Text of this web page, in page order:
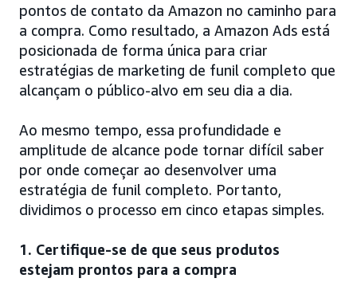
pontos de contato da Amazon no caminho para
a compra. Como resultado, a Amazon Ads está
posicionada de forma única para criar
estratégias de marketing de funil completo que
alcançam o público-alvo em seu dia a dia.
Ao mesmo tempo, essa profundidade e
amplitude de alcance pode tornar difícil saber
por onde começar ao desenvolver uma
estratégia de funil completo. Portanto,
dividimos o processo em cinco etapas simples.
1. Certifique-se de que seus produtos
estejam prontos para a compra